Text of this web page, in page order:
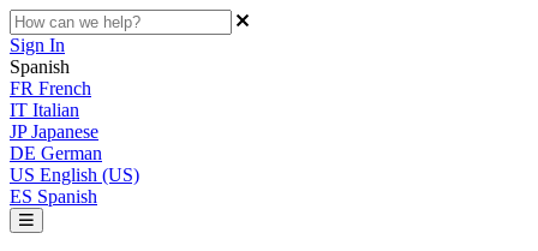
Sign In
Spanish
FR French
IT Italian
JP Japanese
DE German
US English (US)
ES Spanish